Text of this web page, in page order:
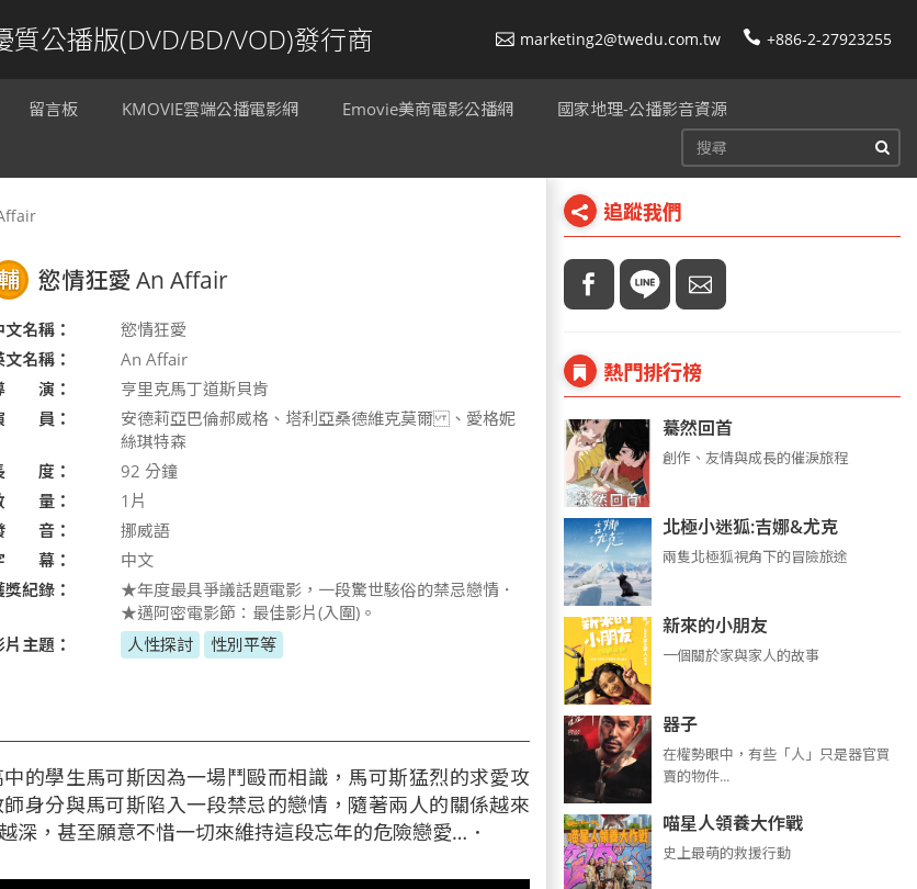
質公播版(DVD/BD/VOD)發行商 marketing2@twedu.com.tw +886-2-27923255
留言板 KMOVIE雲端公播電影網 Emovie美商電影公播網 國家地理-公播影音資源
慾情狂愛 An Affair
文名稱：
慾情狂愛
文名稱：
An Affair
演：
亨里克馬丁道斯貝肯
員：
安德莉亞巴倫郝威格、塔利亞桑德維克莫爾 、愛格妮
絲琪特森
度：
92 分鐘
量：
1片
音：
挪威語
幕：
中文
獎紀錄：
★年度最具爭議話題電影，一段驚世駭俗的禁忌戀情．
★邁阿密電影節：最佳影片(入圍)。
片主題：
人性探討 性別平等
的學生馬可斯因為一場鬥毆而相識，馬可斯猛烈的求愛攻
身分與馬可斯陷入一段禁忌的戀情，隨著兩人的關係越來
深，甚至願意不惜一切來維持這段忘年的危險戀愛…．
追蹤我們
熱門排行榜
驀然回首
創作、友情與成長的催淚旅程
北極小迷狐:吉娜&尤克
兩隻北極狐視角下的冒險旅途
新來的小朋友
一個關於家與家人的故事
器子
在權勢眼中，有些「人」只是器官買
賣的物件...
喵星人領養大作戰
史上最萌的救援行動